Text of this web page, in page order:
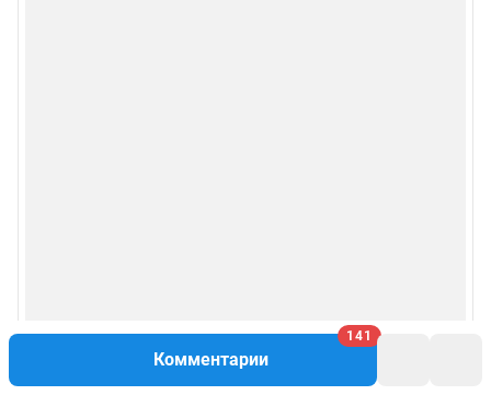
Комментарии
141